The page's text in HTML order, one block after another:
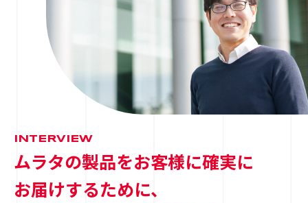
INTERVIEW
ムラタの製品をお客様に確実に
お届けするために、